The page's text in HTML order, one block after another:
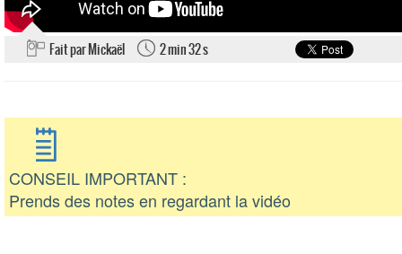
Fait par Mickaël 2 min 32 s
CONSEIL IMPORTANT :
Prends des notes en regardant la vidéo